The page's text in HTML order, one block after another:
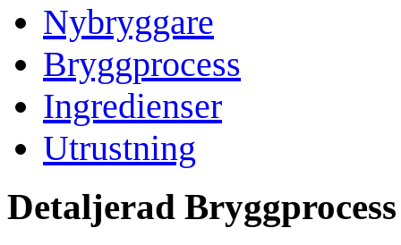
Nybryggare
Bryggprocess
Ingredienser
Utrustning
Detaljerad Bryggprocess